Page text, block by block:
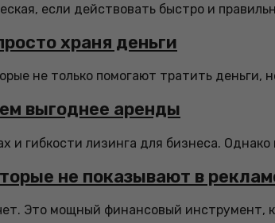
если действовать быстро и
храня деньги
не только помогают тратить деньги,
выгоднее аренды
и гибкости лизинга для бизнеса.
не показывают в
Это мощный финансовый инструмент,